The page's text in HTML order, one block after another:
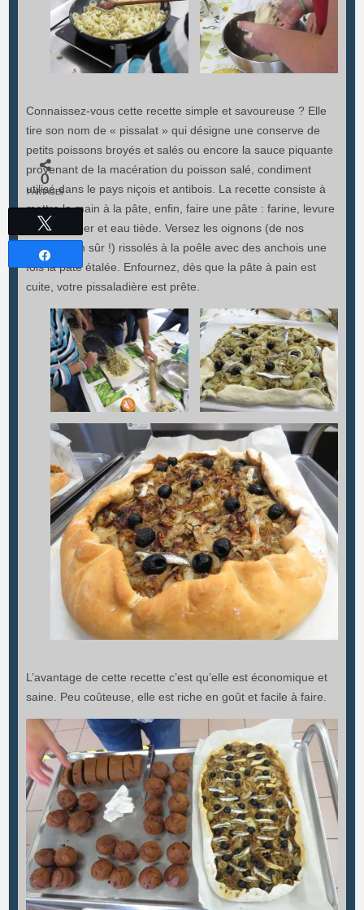
Connaissez-vous cette recette simple et savoureuse ? Elle
tire son nom de « pissalat » qui désigne une conserve de
petits poissons broyés et salés ou encore la sauce piquante
provenant de la macération du poisson salé, condiment
utilisé dans le pays niçois et antibois. La recette consiste à
mettre la main à la pâte, enfin, faire une pâte : farine, levure
de boulanger et eau tiède. Versez les oignons (de nos
jardins bien sûr !) rissolés à la poêle avec des anchois une
fois la pâte étalée. Enfournez, dès que la pâte à pain est
cuite, votre pissaladière est prête.
L’avantage de cette recette c’est qu’elle est économique et
saine. Peu coûteuse, elle est riche en goût et facile à faire.
0
PARTAGES
Partagez